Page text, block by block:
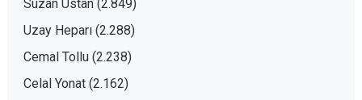
Suzan Ustan (2.849)
Uzay Heparı (2.288)
Cemal Tollu (2.238)
Celal Yonat (2.162)